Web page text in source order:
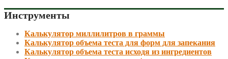
Инструменты
Калькулятор миллилитров в граммы
Калькулятор объема теста для форм для запекания
Калькулятор объема теста исходя из ингредиентов